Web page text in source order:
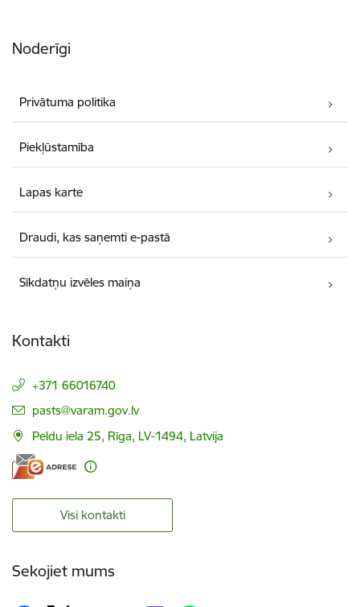
Noderīgi
Privātuma politika
Piekļūstamība
Lapas karte
Draudi, kas saņemti e-pastā
Sīkdatņu izvēles maiņa
Kontakti
+371 66016740
E-pasts:
pasts@varam.gov.lv
Peldu iela 25, Rīga, LV-1494, Latvija
Visi kontakti
Sekojiet mums